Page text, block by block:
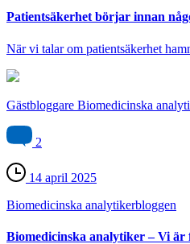
Patientsäkerhet börjar innan
När vi talar om patientsäkerhet
Gästbloggare Biomedicinska
2
14 april 2025
Biomedicinska analytiker­bloggen
Biomedicinska analytiker – Vi är